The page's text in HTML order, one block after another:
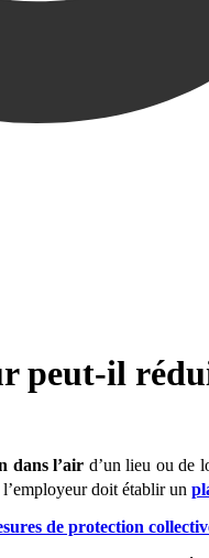
peut-il
dans l’air d’un lieu ou de
doit établir un
de protection